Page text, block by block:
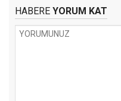
HABERE YORUM KAT